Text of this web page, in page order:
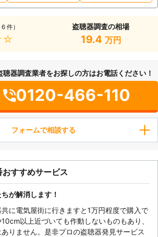
件） 盗聴器調査の相場
19.4 万円
聴器調査業者をお探しの方はお電話ください！
0120-466-110
フォームで相談する
すすめサービス
が解消します！
に電気屋街に行きますと1万円程度で購入で
以上近づいても作動しないものもあり、
りません。是非プロの盗聴器発見サービス